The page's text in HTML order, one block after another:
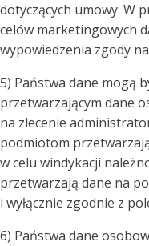
dotyczących umowy. W
celów marketingowych
wypowiedzenia zgody
5) Państwa dane mogą
przetwarzającym dane
na zlecenie
podmiotom
w celu windykacji
przetwarzają dane na
i wyłącznie zgodnie z
6) Państwa dane